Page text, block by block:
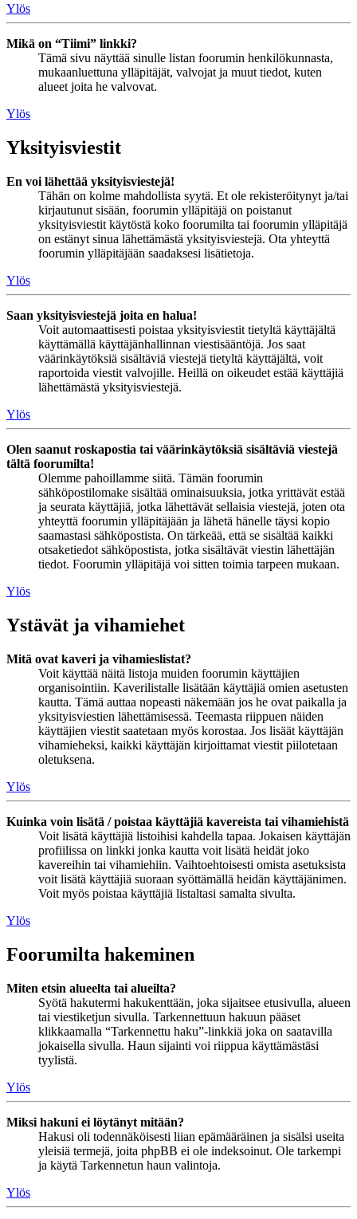
Ylös
Mikä on “Tiimi” linkki?
Tämä sivu näyttää sinulle listan foorumin henkilökunnasta,
mukaanluettuna ylläpitäjät, valvojat ja muut tiedot, kuten
alueet joita he valvovat.
Ylös
Yksityisviestit
En voi lähettää yksityisviestejä!
Tähän on kolme mahdollista syytä. Et ole rekisteröitynyt ja/tai
kirjautunut sisään, foorumin ylläpitäjä on poistanut
yksityisviestit käytöstä koko foorumilta tai foorumin ylläpitäjä
on estänyt sinua lähettämästä yksityisviestejä. Ota yhteyttä
foorumin ylläpitäjään saadaksesi lisätietoja.
Ylös
Saan yksityisviestejä joita en halua!
Voit automaattisesti poistaa yksityisviestit tietyltä käyttäjältä
käyttämällä käyttäjänhallinnan viestisääntöjä. Jos saat
väärinkäytöksiä sisältäviä viestejä tietyltä käyttäjältä, voit
raportoida viestit valvojille. Heillä on oikeudet estää käyttäjiä
lähettämästä yksityisviestejä.
Ylös
Olen saanut roskapostia tai väärinkäytöksiä sisältäviä viestejä
tältä foorumilta!
Olemme pahoillamme siitä. Tämän foorumin
sähköpostilomake sisältää ominaisuuksia, jotka yrittävät estää
ja seurata käyttäjiä, jotka lähettävät sellaisia viestejä, joten ota
yhteyttä foorumin ylläpitäjään ja lähetä hänelle täysi kopio
saamastasi sähköpostista. On tärkeää, että se sisältää kaikki
otsaketiedot sähköpostista, jotka sisältävät viestin lähettäjän
tiedot. Foorumin ylläpitäjä voi sitten toimia tarpeen mukaan.
Ylös
Ystävät ja vihamiehet
Mitä ovat kaveri ja vihamieslistat?
Voit käyttää näitä listoja muiden foorumin käyttäjien
organisointiin. Kaverilistalle lisätään käyttäjiä omien asetusten
kautta. Tämä auttaa nopeasti näkemään jos he ovat paikalla ja
yksityisviestien lähettämisessä. Teemasta riippuen näiden
käyttäjien viestit saatetaan myös korostaa. Jos lisäät käyttäjän
vihamieheksi, kaikki käyttäjän kirjoittamat viestit piilotetaan
oletuksena.
Ylös
Kuinka voin lisätä / poistaa käyttäjiä kavereista tai vihamiehistä
Voit lisätä käyttäjiä listoihisi kahdella tapaa. Jokaisen käyttäjän
profiilissa on linkki jonka kautta voit lisätä heidät joko
kavereihin tai vihamiehiin. Vaihtoehtoisesti omista asetuksista
voit lisätä käyttäjiä suoraan syöttämällä heidän käyttäjänimen.
Voit myös poistaa käyttäjiä listaltasi samalta sivulta.
Ylös
Foorumilta hakeminen
Miten etsin alueelta tai alueilta?
Syötä hakutermi hakukenttään, joka sijaitsee etusivulla, alueen
tai viestiketjun sivulla. Tarkennettuun hakuun pääset
klikkaamalla “Tarkennettu haku”-linkkiä joka on saatavilla
jokaisella sivulla. Haun sijainti voi riippua käyttämästäsi
tyylistä.
Ylös
Miksi hakuni ei löytänyt mitään?
Hakusi oli todennäköisesti liian epämääräinen ja sisälsi useita
yleisiä termejä, joita phpBB ei ole indeksoinut. Ole tarkempi
ja käytä Tarkennetun haun valintoja.
Ylös